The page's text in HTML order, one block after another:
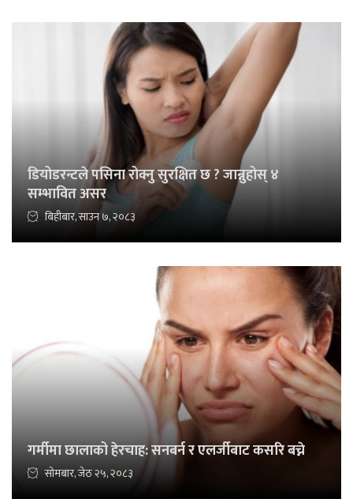
डियोडरन्टले पसिना रोक्नु सुरक्षित छ ? जान्नुहोस् ४
सम्भावित असर
बिहीबार, साउन ७, २०८३
गर्मीमा छालाको हेरचाह: सनबर्न र एलर्जीबाट कसरि बच्ने
सोमबार, जेठ २५, २०८३